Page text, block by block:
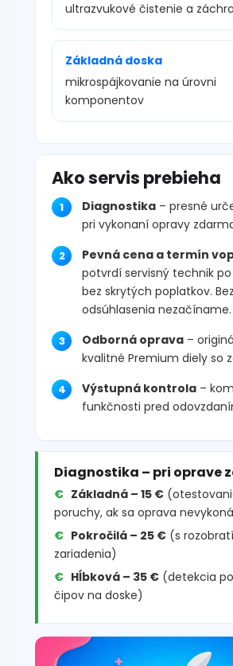
ultrazvukové čistenie a
Základná doska
mikrospájkovanie na úrovni
komponentov
Ako servis prebieha
Diagnostika – presné
pri vykonaní opravy
Pevná cena a termín
potvrdí servisný technik
bez skrytých poplatkov.
odsúhlasenia nezačíname.
Odborná oprava –
kvalitné Premium diely so
Výstupná kontrola –
funkčnosti pred
Diagnostika – pri oprave
Základná – 15 €
poruchy, ak sa oprava
Pokročilá – 25 € (s
zariadenia)
Hĺbková – 35 € (detekcia
čipov na doske)